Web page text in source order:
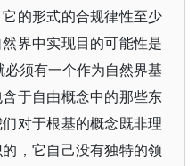
的形式的合规律性至少
界中实现目的可能性是
须有一个作为自然界基
于自由概念中的那些东
对于根基的概念既非理
，它自己没有独特的领